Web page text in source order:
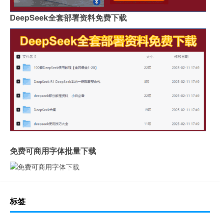
DeepSeek全套部署资料免费下载
免费可商用字体批量下载
标签